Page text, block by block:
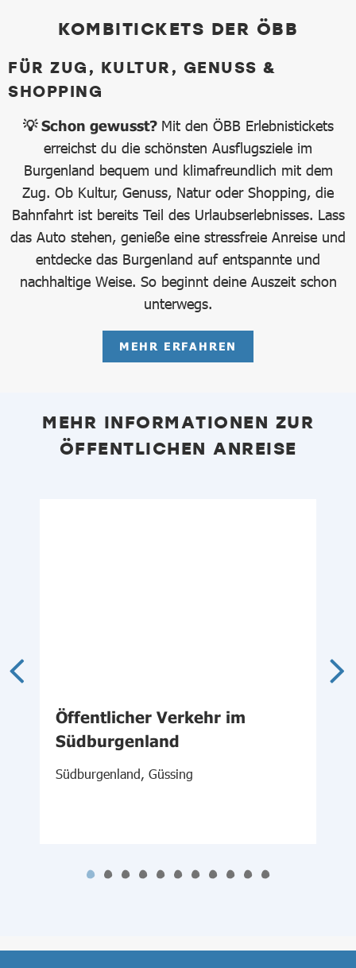
KOMBITICKETS DER ÖBB
FÜR ZUG, KULTUR, GENUSS &
SHOPPING
💡 Schon gewusst? Mit den ÖBB Erlebnistickets
erreichst du die schönsten Ausflugsziele im
Burgenland bequem und klimafreundlich mit dem
Zug. Ob Kultur, Genuss, Natur oder Shopping, die
Bahnfahrt ist bereits Teil des Urlaubserlebnisses. Lass
das Auto stehen, genieße eine stressfreie Anreise und
entdecke das Burgenland auf entspannte und
nachhaltige Weise. So beginnt deine Auszeit schon
unterwegs.
MEHR ERFAHREN
MEHR INFORMATIONEN ZUR
ÖFFENTLICHEN ANREISE
Öffentlicher Verkehr im
Südburgenland
Südburgenland, Güssing